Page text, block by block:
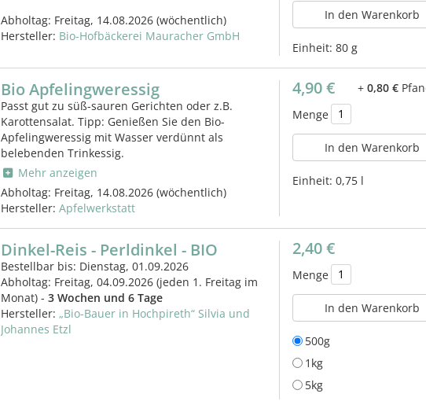
Abholtag: Freitag, 14.08.2026 (wöchentlich)
Hersteller: Bio-Hofbäckerei Mauracher GmbH
In den Warenkorb
Einheit: 80 g
Bio Apfelingweressig
Passt gut zu süß-sauren Gerichten oder z.B.
Karottensalat. Tipp: Genießen Sie den Bio-
Apfelingweressig mit Wasser verdünnt als
belebenden Trinkessig.
Mehr anzeigen
Abholtag: Freitag, 14.08.2026 (wöchentlich)
Hersteller: Apfelwerkstatt
4,90 € + 0,80 €
Menge
In den Warenkorb
Einheit: 0,75 l
Dinkel-Reis - Perldinkel - BIO
Bestellbar bis: Dienstag, 01.09.2026
Abholtag: Freitag, 04.09.2026 (jeden 1. Freitag im
Monat) - 3 Wochen und 6 Tage
Hersteller: „Bio-Bauer in Hochpireth“ Silvia und
Johannes Etzl
2,40 €
Menge
In den Warenkorb
500g
1kg
5kg